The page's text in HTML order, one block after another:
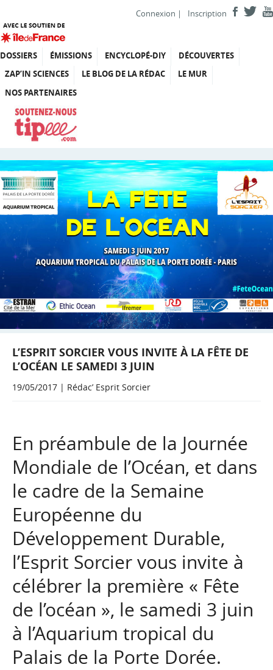
Connexion | Inscription
DOSSIERS ÉMISSIONS ENCYCLOPÉ-DIY
DÉCOUVERTES
ZAP’IN SCIENCES
LE BLOG DE LA RÉDAC
LE MUR
NOS PARTENAIRES
L’ESPRIT SORCIER VOUS INVITE À LA FÊTE DE
L’OCÉAN LE SAMEDI 3 JUIN
19/05/2017 | Rédac’ Esprit Sorcier
En préambule de la Journée
Mondiale de l’Océan, et dans
le cadre de la Semaine
Européenne du
Développement Durable,
l’Esprit Sorcier vous invite à
célébrer la première « Fête
de l’océan », le samedi 3 juin
à l’Aquarium tropical du
Palais de la Porte Dorée.